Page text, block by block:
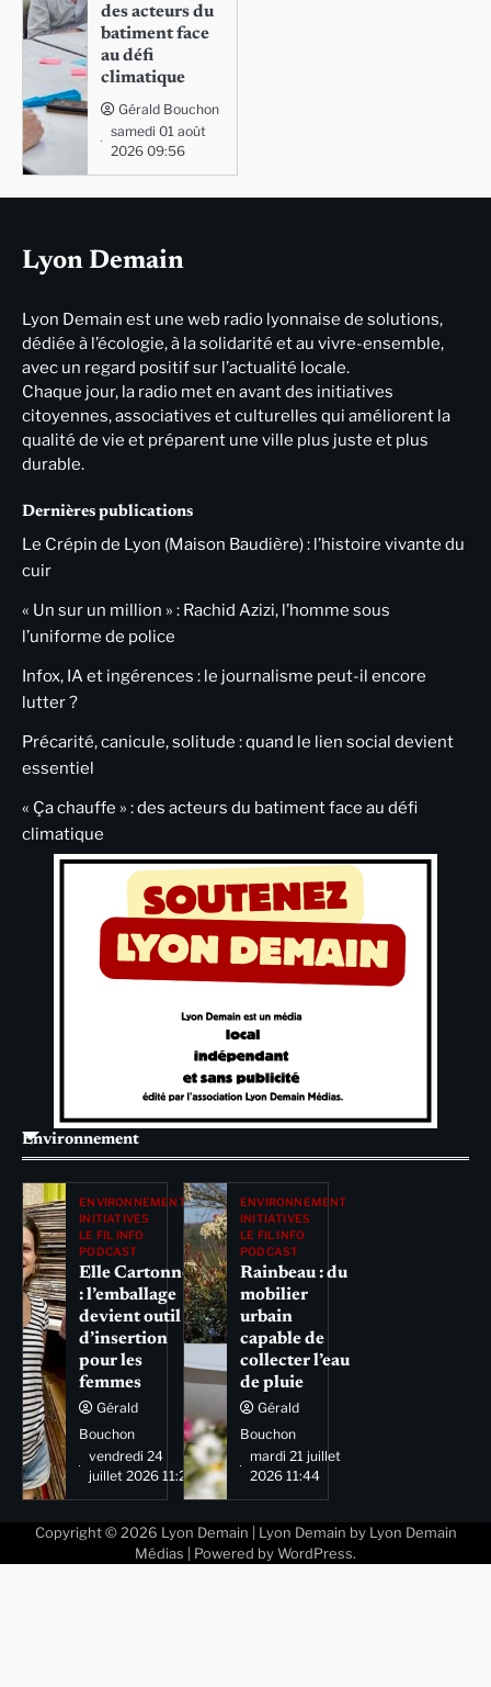
des acteurs du
batiment face
au défi
climatique
Gérald Bouchon
samedi 01 août
2026 09:56
Lyon Demain
Lyon Demain est une web radio lyonnaise de solutions,
dédiée à l’écologie, à la solidarité et au vivre-ensemble,
avec un regard positif sur l’actualité locale.
Chaque jour, la radio met en avant des initiatives
citoyennes, associatives et culturelles qui améliorent la
qualité de vie et préparent une ville plus juste et plus
durable.
Dernières publications
Le Crépin de Lyon (Maison Baudière) : l’histoire vivante du
cuir
« Un sur un million » : Rachid Azizi, l’homme sous
l’uniforme de police
Infox, IA et ingérences : le journalisme peut-il encore
lutter ?
Précarité, canicule, solitude : quand le lien social devient
essentiel
« Ça chauffe » : des acteurs du batiment face au défi
climatique
Environnement
ENVIRONNEMENT
INITIATIVES
LE FIL INFO
PODCAST
Elle Cartonne
: l’emballage
devient outil
d’insertion
pour les
femmes
Gérald
Bouchon
vendredi 24
juillet 2026 11:29
ENVIRONNEMENT
INITIATIVES
LE FIL INFO
PODCAST
Rainbeau : du
mobilier
urbain
capable de
collecter l’eau
de pluie
Gérald
Bouchon
mardi 21 juillet
2026 11:44
Copyright © 2026 Lyon Demain | Lyon Demain by Lyon Demain
Médias | Powered by WordPress.